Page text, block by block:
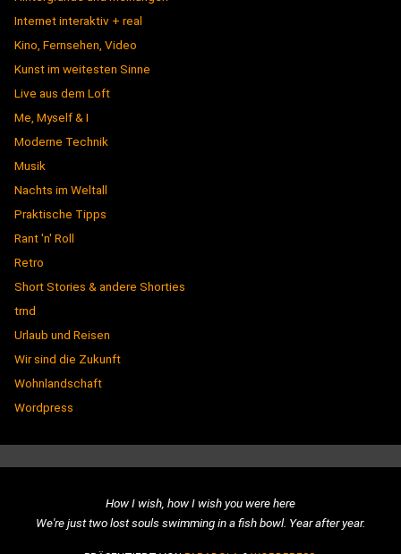
Internet interaktiv + real
Kino, Fernsehen, Video
Kunst im weitesten Sinne
Live aus dem Loft
Me, Myself & I
Moderne Technik
Musik
Nachts im Weltall
Praktische Tipps
Rant 'n' Roll
Retro
Short Stories & andere Shorties
trnd
Urlaub und Reisen
Wir sind die Zukunft
Wohnlandschaft
Wordpress
How I wish, how I wish you were here
We're just two lost souls swimming in a fish bowl. Year after year.